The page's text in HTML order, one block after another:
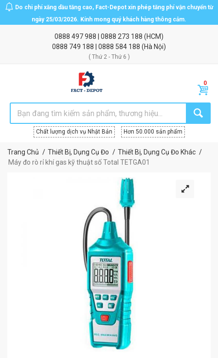
Do chi phí xăng dầu tăng cao, Fact-Depot xin phép tăng phí vận chuyển từ
ngày 25/03/2026. Kính mong quý khách hàng thông cảm.
0888 497 988 0888 273 188 (HCM)
0888 749 188
0888 584 188 (Hà Nội)
( Thứ 2 - Thứ 6 )
Chất lượng dịch vụ Nhật Bản Hơn 50.000 sản phẩm
Trang Chủ Thiết Bị, Dụng Cụ Đo
Thiết Bị, Dụng Cụ Đo Khác
Máy đo rò rỉ khí gas kỹ thuật số Total TETGA01